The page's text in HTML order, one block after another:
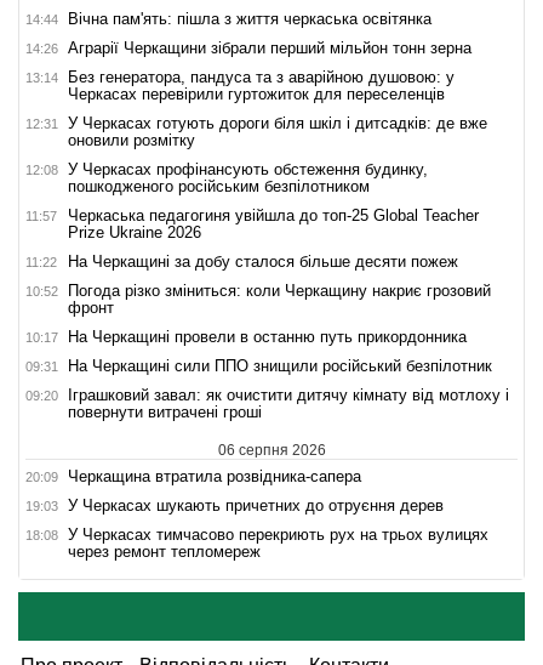
14:44 Вічна пам'ять: пішла з життя черкаська освітянка
14:26 Аграрії Черкащини зібрали перший мільйон тонн зерна
13:14
Без генератора, пандуса та з аварійною душовою: у
Черкасах перевірили гуртожиток для переселенців
12:31
У Черкасах готують дороги біля шкіл і дитсадків: де вже
оновили розмітку
12:08
У Черкасах профінансують обстеження будинку,
пошкодженого російським безпілотником
11:57
Черкаська педагогиня увійшла до топ-25 Global Teacher
Prize Ukraine 2026
11:22 На Черкащині за добу сталося більше десяти пожеж
10:52
Погода різко зміниться: коли Черкащину накриє грозовий
фронт
10:17 На Черкащині провели в останню путь прикордонника
09:31 На Черкащині сили ППО знищили російський безпілотник
09:20
Іграшковий завал: як очистити дитячу кімнату від мотлоху і
повернути витрачені гроші
06 серпня 2026
20:09 Черкащина втратила розвідника-сапера
19:03 У Черкасах шукають причетних до отруєння дерев
18:08
У Черкасах тимчасово перекриють рух на трьох вулицях
через ремонт тепломереж